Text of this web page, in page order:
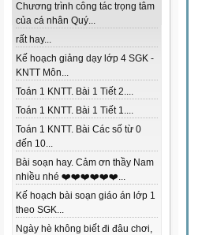
Chương trình công tác trọng tâm
của cá nhân Quý...
rất hay...
Kế hoạch giảng dạy lớp 4 SGK -
KNTT Môn...
Toán 1 KNTT. Bài 1 Tiết 2....
Toán 1 KNTT. Bài 1 Tiết 1....
Toán 1 KNTT. Bài Các số từ 0
đến 10...
Bài soạn hay. Cảm ơn thầy Nam
nhiều nhé ❤️❤️❤️❤️❤️❤️...
Kế hoạch bài soạn giáo án lớp 1
theo SGK...
Ngày hè không biết đi đâu chơi,